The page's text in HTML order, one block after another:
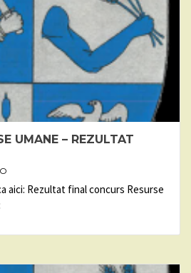
UMANE – REZULTAT
aici: Rezultat final concurs Resurse